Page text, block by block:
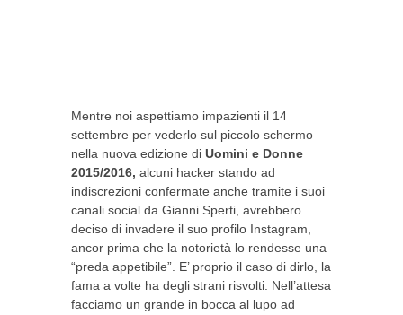
Mentre noi aspettiamo impazienti il 14
settembre per vederlo sul piccolo schermo
nella nuova edizione di Uomini e Donne
2015/2016, alcuni hacker stando ad
indiscrezioni confermate anche tramite i suoi
canali social da Gianni Sperti, avrebbero
deciso di invadere il suo profilo Instagram,
ancor prima che la notorietà lo rendesse una
“preda appetibile”. E’ proprio il caso di dirlo, la
fama a volte ha degli strani risvolti. Nell’attesa
facciamo un grande in bocca al lupo ad